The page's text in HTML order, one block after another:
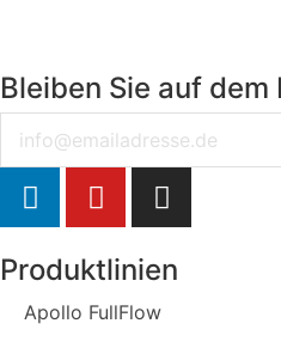
Bleiben Sie auf dem
Produktlinien
Apollo FullFlow